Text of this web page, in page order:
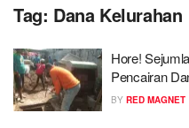
Tag: Dana Kelurahan
Hore!
Pencairan
BY RED MAGNET